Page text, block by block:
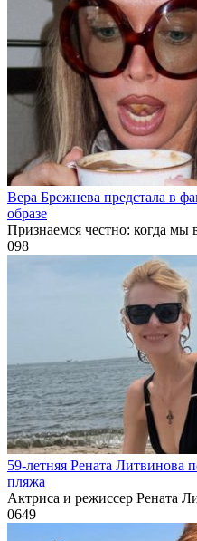
Вера Брежнева предстала в
образе
Признаемся честно: когда
098
59-летняя Рената Литвинова
пляжа
Актриса и режиссер Рената
0649